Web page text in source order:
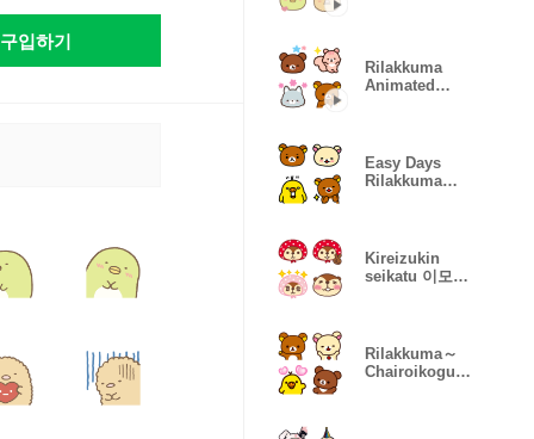
구입하기
Rilakkuma
Animated
Easy Days
Rilakkuma
Kireizukin
seikatu 이모티
Rilakkuma～
Chairoikogum